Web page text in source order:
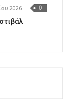
2026 0